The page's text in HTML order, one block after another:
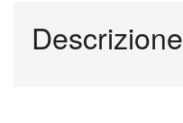
Descrizione